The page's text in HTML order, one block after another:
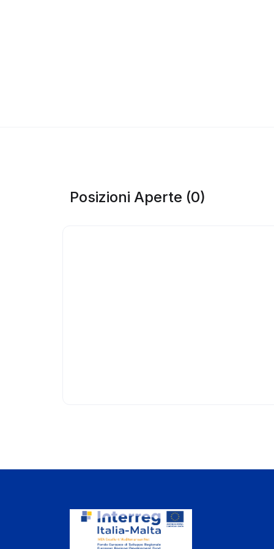
Posizioni Aperte (0)